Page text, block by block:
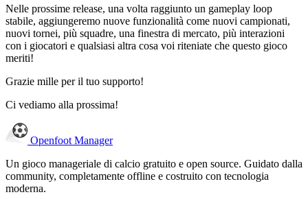
Nelle prossime release, una volta raggiunto un gameplay loop
stabile, aggiungeremo nuove funzionalità come nuovi campionati,
nuovi tornei, più squadre, una finestra di mercato, più interazioni
con i giocatori e qualsiasi altra cosa voi riteniate che questo gioco
meriti!
Grazie mille per il tuo supporto!
Ci vediamo alla prossima!
Openfoot Manager
Un gioco manageriale di calcio gratuito e open source. Guidato dalla
community, completamente offline e costruito con tecnologia
moderna.